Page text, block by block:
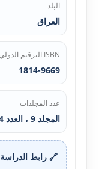
البلد
العراق
ISBN الترقيم الدولي
1814-9669
عدد المجلدات
المجلد 9 ، العدد 34
🔗 رابط الدراسة